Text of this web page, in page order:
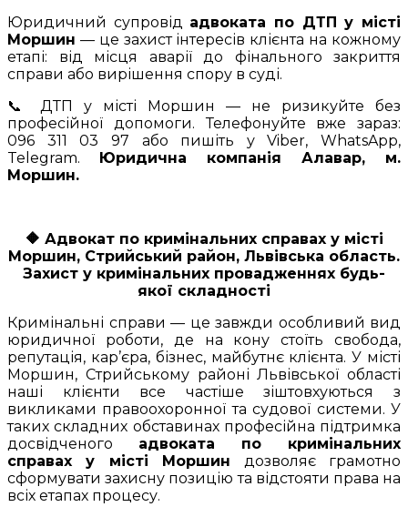
Юридичний супровід адвоката по ДТП у місті
Моршин — це захист інтересів клієнта на кожному
етапі: від місця аварії до фінального закриття
справи або вирішення спору в суді.
📞 ДТП у місті Моршин — не ризикуйте без
професійної допомоги. Телефонуйте вже зараз:
096 311 03 97 або пишіть у Viber, WhatsApp,
Telegram. Юридична компанія Алавар, м.
Моршин.
🔶 Адвокат по кримінальних справах у місті
Моршин, Стрийський район, Львівська область.
Захист у кримінальних провадженнях будь-
якої складності
Кримінальні справи — це завжди особливий вид
юридичної роботи, де на кону стоїть свобода,
репутація, кар’єра, бізнес, майбутнє клієнта. У місті
Моршин, Стрийському районі Львівської області
наші клієнти все частіше зіштовхуються з
викликами правоохоронної та судової системи. У
таких складних обставинах професійна підтримка
досвідченого адвоката по кримінальних
справах у місті Моршин дозволяє грамотно
сформувати захисну позицію та відстояти права на
всіх етапах процесу.